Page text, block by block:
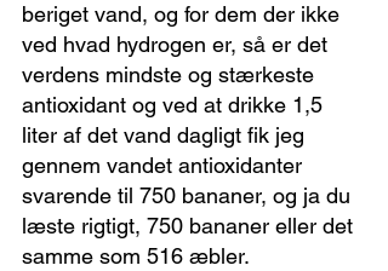
beriget vand, og for dem der ikke
ved hvad hydrogen er, så er det
verdens mindste og stærkeste
antioxidant og ved at drikke 1,5
liter af det vand dagligt fik jeg
gennem vandet antioxidanter
svarende til 750 bananer, og ja du
læste rigtigt, 750 bananer eller det
samme som 516 æbler.